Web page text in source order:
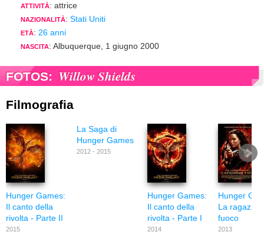
ATTIVITÀ: attrice
NAZIONALITÀ: Stati Uniti
ETÀ: 26 anni
NASCITA: Albuquerque, 1 giugno 2000
FOTOS: Willow Shields
Filmografia
Hunger Games:
Il canto della
rivolta - Parte II
2015
La Saga di
Hunger Games
2012 - 2015
Hunger Games:
Il canto della
rivolta - Parte I
2014
Hunger
La ragazza
fuoco
2013